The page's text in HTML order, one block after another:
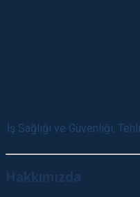
İş Sağlığı ve Güvenliği,
Hakkımızda